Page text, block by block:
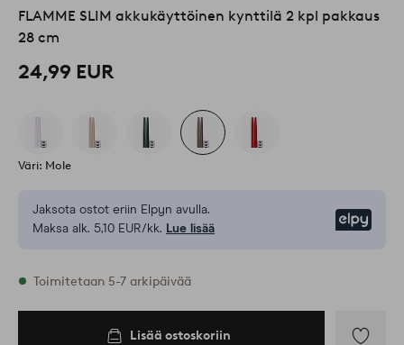
FLAMME SLIM akkukäyttöinen kynttilä 2 kpl pakkaus
28 cm
24,99 EUR
Väri: Mole
Jaksota ostot eriin Elpyn avulla.
Maksa alk. 5,10 EUR/kk. Lue lisää
Varastossa
Toimitetaan 5-7 arkipäivää
Lisää ostoskoriin